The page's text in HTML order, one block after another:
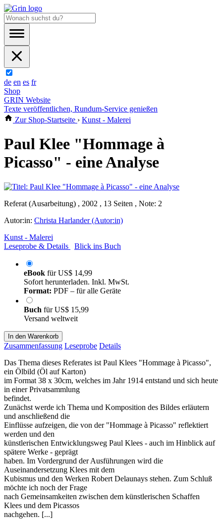
de en es fr
Shop
GRIN Website
Texte veröffentlichen, Rundum-Service genießen
Zur Shop-Startseite › Kunst - Malerei
Paul Klee "Hommage à
Picasso" - eine Analyse
Referat (Ausarbeitung) , 2002 , 13 Seiten , Note: 2
Autor:in: Christa Harlander (Autor:in)
Kunst - Malerei
Leseprobe & Details
Blick ins Buch
eBook fürUS$ 14,99
Sofort herunterladen. Inkl. MwSt.
Format: PDF – für alle Geräte
Buch fürUS$ 15,99
Versand weltweit
In den Warenkorb
Zusammenfassung Leseprobe Details
Das Thema dieses Referates ist Paul Klees "Hommage à Picasso",
ein Ölbild (Öl auf Karton)
im Format 38 x 30cm, welches im Jahr 1914 entstand und sich heute
in einer Privatsammlung
befindet.
Zunächst werde ich Thema und Komposition des Bildes erläutern
und anschließend die
Einflüsse aufzeigen, die von der "Hommage à Picasso" reflektiert
werden und den
künstlerischen Entwicklungsweg Paul Klees - auch im Hinblick auf
spätere Werke - geprägt
haben. Im Vordergrund der Ausführungen wird die
Auseinandersetzung Klees mit dem
Kubismus und den Werken Robert Delaunays stehen. Zum Schluß
möchte ich noch der Frage
nach Gemeinsamkeiten zwischen dem künstlerischen Schaffen
Klees und dem Picassos
nachgehen. [...]